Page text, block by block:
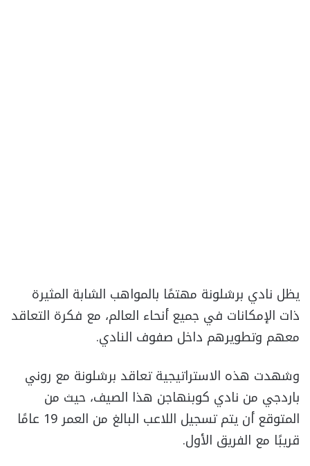
يظل نادي برشلونة مهتمًا بالمواهب الشابة المثيرة
ذات الإمكانات في جميع أنحاء العالم، مع فكرة التعاقد
معهم وتطويرهم داخل صفوف النادي.
وشهدت هذه الاستراتيجية تعاقد برشلونة مع روني
باردجي من نادي كوبنهاجن هذا الصيف، حيث من
المتوقع أن يتم تسجيل اللاعب البالغ من العمر 19 عامًا
قريبًا مع الفريق الأول.